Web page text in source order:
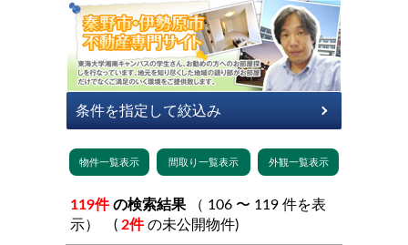
119件 の検索結果
示） ( 2件 の未公開物件)